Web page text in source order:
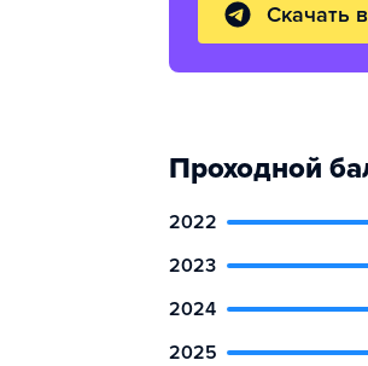
Скачать
Проходной
2022
2023
2024
2025